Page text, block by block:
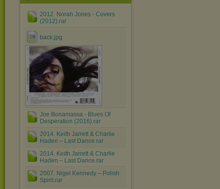
2012. Norah Jones - Covers
(2012).rar
back.jpg
Joe Bonamassa - Blues Of
Desperation (2016).rar
2014. Keith Jarrett & Charlie
Haden – Last Dance.rar
2014. Keith Jarrett & Charlie
Haden – Last Dance.rar
2007. Nigel Kennedy ‎– Polish
Spirit.rar